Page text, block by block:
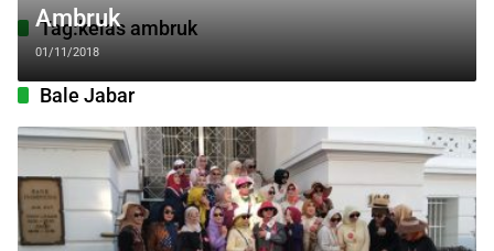
Tag:kelas ambruk
Ambruk
01/11/2018
Bale Jabar